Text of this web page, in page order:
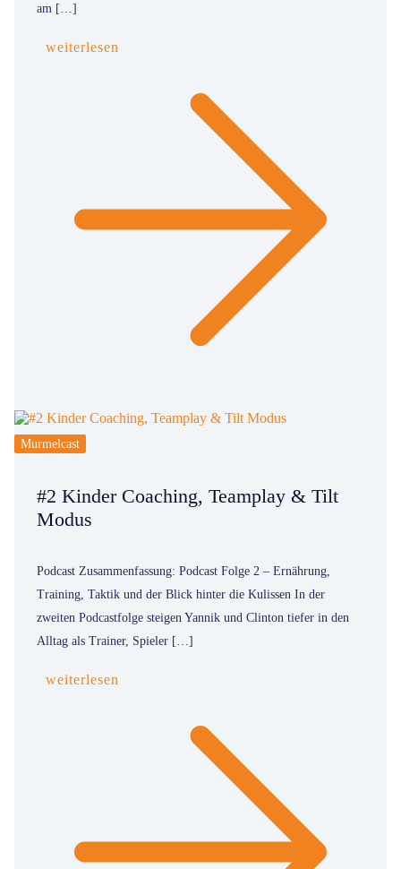
am […]
weiterlesen
Murmelcast
#2 Kinder Coaching, Teamplay & Tilt
Modus
Podcast Zusammenfassung: Podcast Folge 2 – Ernährung,
Training, Taktik und der Blick hinter die Kulissen In der
zweiten Podcastfolge steigen Yannik und Clinton tiefer in den
Alltag als Trainer, Spieler […]
weiterlesen